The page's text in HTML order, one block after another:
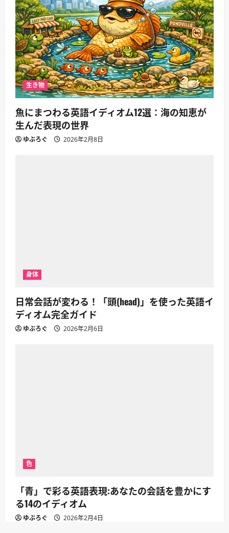
生き物
魚にまつわる英語イディオム12選：海の知恵が
生んだ表現の世界
ゆぶろぐ 2026年2月8日
身体
日常会話が変わる！「頭(head)」を使った英語イ
ディオム完全ガイド
ゆぶろぐ 2026年2月6日
色
「青」で彩る英語表現:あなたの会話を豊かにす
る14のイディオム
ゆぶろぐ 2026年2月4日